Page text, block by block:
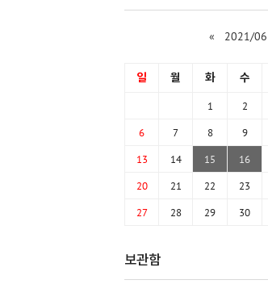
« 2021/06
일 월 화 수
1 2
6 7 8 9
13 14 15 16
20 21 22 23
27 28 29 30
보관함